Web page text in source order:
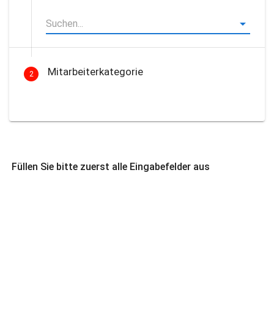
2 Mitarbeiterkategorie
Füllen Sie bitte zuerst alle Eingabefelder aus